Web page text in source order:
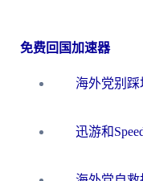
免费回国加速器